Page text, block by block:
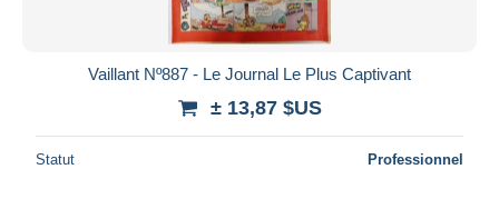
Vaillant Nº887 - Le Journal Le Plus Captivant
± 13,87 $US
Statut Professionnel